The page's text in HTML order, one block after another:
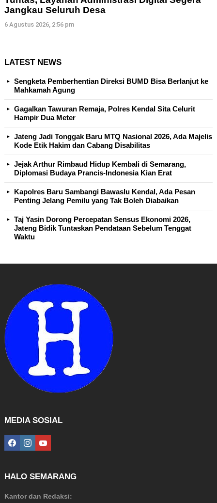
Jangkau Seluruh Desa
6 Agustus 2026, 2:56 pm
LATEST NEWS
Sengketa Pemberhentian Direksi BUMD Bisa Berlanjut ke
Mahkamah Agung
Gagalkan Tawuran Remaja, Polres Kendal Sita Celurit
Hampir Dua Meter
Jateng Jadi Tonggak Baru MTQ Nasional 2026, Ada Majelis
Kode Etik Hakim dan Cabang Disabilitas
Jejak Arthur Rimbaud Hidup Kembali di Semarang,
Diplomasi Budaya Prancis-Indonesia Kian Erat
Kapolres Baru Sambangi Bawaslu Kendal, Ada Pesan
Penting Jelang Pemilu yang Tak Boleh Diabaikan
Taj Yasin Dorong Percepatan Sensus Ekonomi 2026,
Jateng Bidik Tuntaskan Pendataan Sebelum Tenggat
Waktu
MEDIA SOSIAL
facebookinstagramyoutube
HALO SEMARANG
Kantor dan Redaksi: